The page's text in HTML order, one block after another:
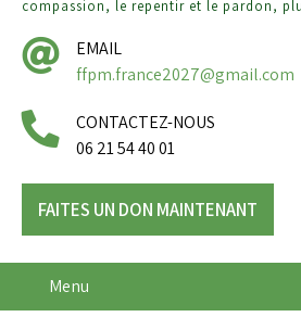
compassion, le repentir et le pardon,
EMAIL
ffpm.france2027@gmail.com
CONTACTEZ-NOUS
06 21 54 40 01
FAITES UN DON MAINTENANT
Menu